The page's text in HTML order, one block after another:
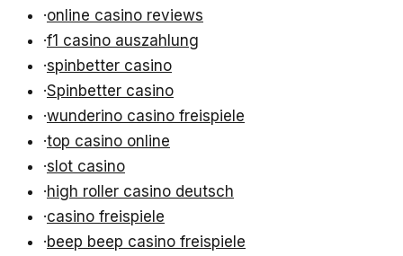
·online casino reviews
·f1 casino auszahlung
·spinbetter casino
·Spinbetter casino
·wunderino casino freispiele
·top casino online
·slot casino
·high roller casino deutsch
·casino freispiele
·beep beep casino freispiele